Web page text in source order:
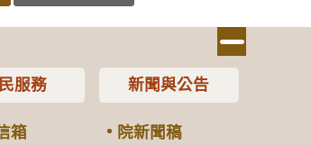
服務
箱
新聞與公告
院新聞稿